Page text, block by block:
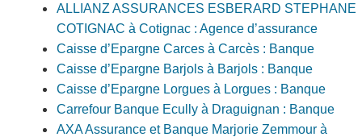
ALLIANZ ASSURANCES ESBERARD STEPHANE
COTIGNAC à Cotignac : Agence d’assurance
Caisse d’Epargne Carces à Carcès : Banque
Caisse d’Epargne Barjols à Barjols : Banque
Caisse d’Epargne Lorgues à Lorgues : Banque
Carrefour Banque Ecully à Draguignan : Banque
AXA Assurance et Banque Marjorie Zemmour à